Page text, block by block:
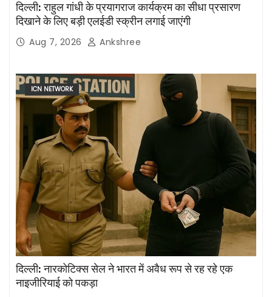
दिल्ली: राहुल गांधी के प्रयागराज कार्यक्रम का सीधा प्रसारण
दिखाने के लिए बड़ी एलईडी स्क्रीन लगाई जाएंगी
Aug 7, 2026 Ankshree
ICN NETWORK
दिल्ली: नारकोटिक्स सेल ने भारत में अवैध रूप से रह रहे एक
नाइजीरियाई को पकड़ा